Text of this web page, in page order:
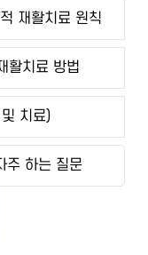
재활치료 원칙
활치료 방법
치료)
주 하는 질문